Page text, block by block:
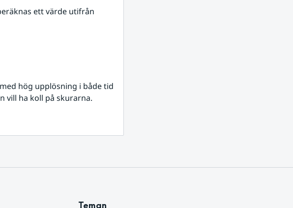
ett värde utifrån
hög upplösning i både tid
vill ha koll på skurarna.